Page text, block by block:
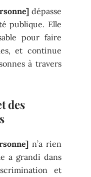
dépasse
publique. Elle
pour faire
et continue
à travers
des
n’a rien
a grandi dans
et